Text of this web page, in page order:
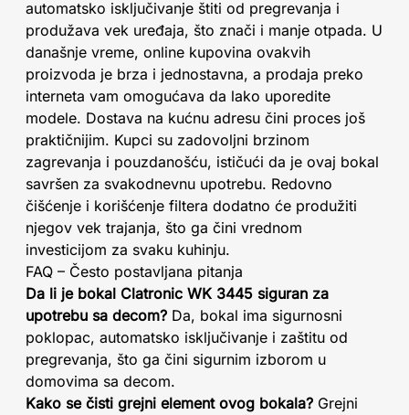
automatsko isključivanje štiti od pregrevanja i
produžava vek uređaja, što znači i manje otpada. U
današnje vreme, online kupovina ovakvih
proizvoda je brza i jednostavna, a prodaja preko
interneta vam omogućava da lako uporedite
modele. Dostava na kućnu adresu čini proces još
praktičnijim. Kupci su zadovoljni brzinom
zagrevanja i pouzdanošću, ističući da je ovaj bokal
savršen za svakodnevnu upotrebu. Redovno
čišćenje i korišćenje filtera dodatno će produžiti
njegov vek trajanja, što ga čini vrednom
investicijom za svaku kuhinju.
FAQ – Često postavljana pitanja
Da li je bokal Clatronic WK 3445 siguran za
upotrebu sa decom? Da, bokal ima sigurnosni
poklopac, automatsko isključivanje i zaštitu od
pregrevanja, što ga čini sigurnim izborom u
domovima sa decom.
Kako se čisti grejni element ovog bokala? Grejni